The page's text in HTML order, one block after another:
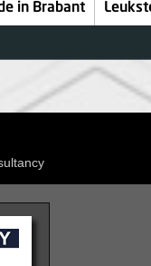
in Brabant